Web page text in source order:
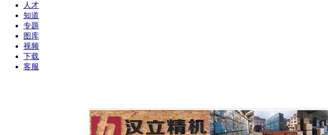
人才
知道
专题
图库
视频
下载
客服